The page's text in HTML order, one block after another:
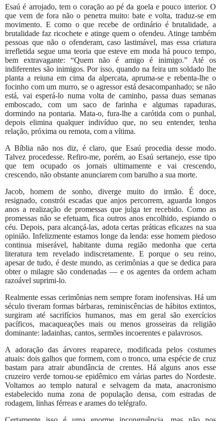
Esaú é arrojado, tem o coração ao pé da goela e pouco interior. O
que vem de fora não o penetra muito: bate e volta, traduz-se em
movimento. E como o que recebe de ordinário é brutalidade, a
brutalidade faz ricochete e atinge quem o ofendeu. Atinge também
pessoas que não o ofenderam, caso lastimável, mas essa criatura
irrefletida segue uma teoria que esteve em moda há pouco tempo,
bem extravagante: “Quem não é amigo é inimigo.” Até os
indiferentes são inimigos. Por isso, quando na feira um soldado lhe
planta a reiuna em cima da alpercata, apruma-se e rebenta-lhe o
focinho com um murro, se o agressor está desacompanhado; se não
está, vai esperá-lo numa volta de caminho, passa duas semanas
emboscado, com um saco de farinha e algumas rapaduras,
dormindo na pontaria. Mata-o, fura-lhe a carótida com o punhal,
depois elimina qualquer indivíduo que, no seu entender, tenha
relação, próxima ou remota, com a vítima.
A Bíblia não nos diz, é claro, que Esaú procedia desse modo.
Talvez procedesse. Refiro-me, porém, ao Esaú sertanejo, esse tipo
que tem ocupado os jornais ultimamente e vai crescendo,
crescendo, não obstante anunciarem com barulho a sua morte.
Jacob, homem de sonho, diverge muito do irmão. É doce,
resignado, constrói escadas que anjos percorrem, aguarda longos
anos a realização de promessas que julga ter recebido. Como as
promessas não se efetuam, fica outros anos encolhido, espiando o
céu. Depois, para alcançá-las, adota certas práticas eficazes na sua
opinião. Infelizmente estamos longe da lenda: esse homem piedoso
continua miserável, habitante duma região medonha que certa
literatura tem revelado indiscretamente. E porque o seu reino,
apesar de tudo, é deste mundo, as cerimônias a que se dedica para
obter o milagre são condenadas — e os agentes da ordem acham
razoável suprimi-lo.
Realmente essas cerimônias nem sempre foram inofensivas. Há um
século tiveram formas bárbaras, reminiscências de hábitos extintos,
surgiram até sacrifícios humanos, mas em geral são exercícios
pacíficos, macaqueações mais ou menos grosseiras da religião
dominante: ladainhas, cantos, sermões incoerentes e palavrosos.
A adoração das árvores reaparece, modificada pelos costumes
atuais: dois galhos que formem, com o tronco, uma espécie de cruz
bastam para atrair abundância de crentes. Há alguns anos esse
cruzeiro verde tornou-se epidêmico em várias partes do Nordeste.
Voltamos ao templo natural e selvagem da mata, anacronismo
estabelecido numa zona de população densa, com estradas de
rodagem, linhas férreas e arames do telégrafo.